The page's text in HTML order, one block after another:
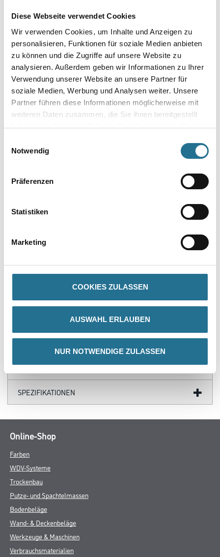
Diese Webseite verwendet Cookies
Wir verwenden Cookies, um Inhalte und Anzeigen zu
personalisieren, Funktionen für soziale Medien anbieten
zu können und die Zugriffe auf unsere Website zu
analysieren. Außerdem geben wir Informationen zu Ihrer
Verwendung unserer Website an unsere Partner für
soziale Medien, Werbung und Analysen weiter. Unsere
Partner führen diese Informationen möglicherweise mit
weiteren Daten zusammen, die Sie ihnen bereitgestellt
haben oder die sie im Rahmen Ihrer Nutzung der Dienste
Notwendig
Präferenzen
Statistiken
Marketing
COOKIES ZULASSEN
AUSWAHL ERLAUBEN
NUR NOTWENDIGE ZULASSEN
Durchmesser in millimeter
Borsten- / Haar-Länge in mm
Umrechnungsfaktoren
PRODUKTEIGENSCHAFTEN
Produkteigenschaft
- Schwarze Borsten
- Auf Schluss
GEFAHRENHINWEISE
SPEZIFIKATIONEN
Online-Shop
Farben
WDV-Systeme
Trockenbau
Putze- und Spachtelmassen
Bodenbeläge
Wand- & Deckenbeläge
Werkzeuge & Maschinen
Verbrauchsmaterialien